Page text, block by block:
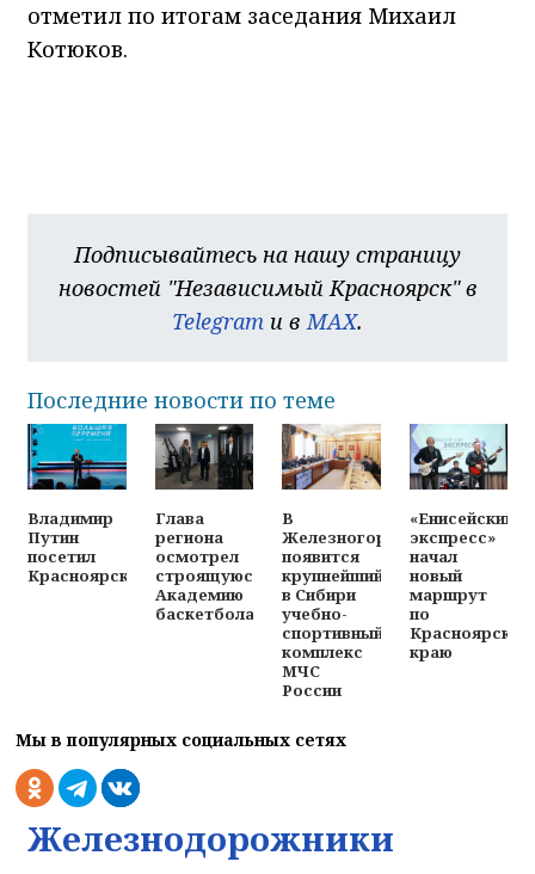
отметил по итогам заседания Михаил
Котюков.
Подписывайтесь на нашу страницу
новостей "Независимый Красноярск" в
Telegram и вMAX.
Последние новости по теме
Владимир
Путин
посетил
Красноярск
Глава
региона
осмотрел
строящуюся
Академию
баскетбола
В
Железногорске
появится
крупнейший
в Сибири
учебно-
спортивный
комплекс
МЧС
России
«Енисейский
экспресс»
начал
новый
маршрут
по
краю
Мы в популярных социальных сетях
Железнодорожники